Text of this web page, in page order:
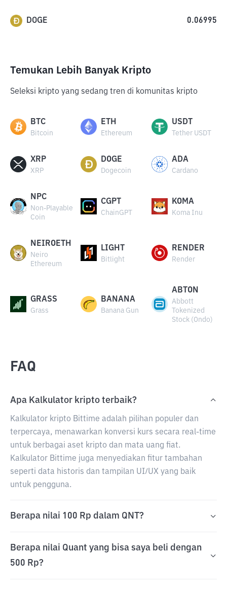
DOGE 0.06995
Temukan Lebih Banyak Kripto
Seleksi kripto yang sedang tren di komunitas kripto
BTC
Bitcoin
ETH
Ethereum
USDT
Tether USDT
XRP
XRP
DOGE
Dogecoin
ADA
Cardano
NPC
Non-Playable
Coin
CGPT
ChainGPT
KOMA
Koma Inu
NEIROETH
Neiro
Ethereum
LIGHT
Bitlight
RENDER
Render
GRASS
Grass
BANANA
Banana Gun
ABTON
Abbott
Tokenized
Stock (Ondo)
FAQ
Apa Kalkulator kripto terbaik?
Kalkulator kripto Bittime adalah pilihan populer dan
terpercaya, menawarkan konversi kurs secara real-time
untuk berbagai aset kripto dan mata uang fiat.
Kalkulator Bittime juga menyediakan fitur tambahan
seperti data historis dan tampilan UI/UX yang baik
untuk pengguna.
Berapa nilai 100 Rp dalam QNT?
Berapa nilai Quant yang bisa saya beli dengan
500 Rp?